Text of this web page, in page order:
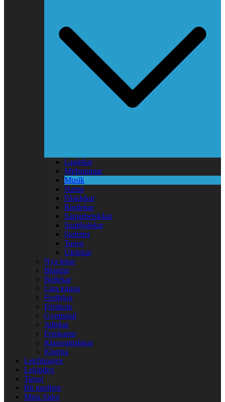
Laglekar
Midsommar
Musik
Namn
Påsklekar
Rastlekar
Samarbetslekar
Snabbalekar
Stafetter
Tagen
Utelekar
Nya lekar
Blandat
Bollekar
Lära känna
Festlekar
Förskola
Gympasal
Jullekar
Femkamp
Klassrumslekar
Kluriga
Lekfinnaren
Lekindex
Tipsa!
Bli medlem
Mina Sidor